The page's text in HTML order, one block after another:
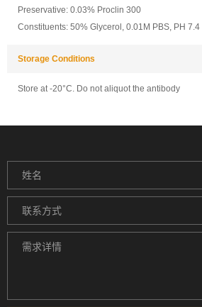
Preservative: 0.03% Proclin 300
Constituents: 50% Glycerol, 0.01M PBS, PH 7.4
Storage Conditions
Store at -20°C. Do not aliquot the antibody